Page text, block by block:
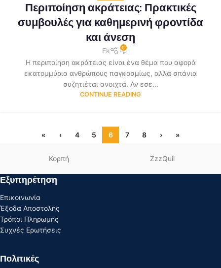
Περιποίηση ακράτειας: Πρακτικές
συμβουλές για καθημερινή φροντίδα
και άνεση
Ek 0
Η περιποίηση ακράτειας είναι ένα θέμα που αφορά
εκατομμύρια ανθρώπους παγκοσμίως, αλλά σπάνια
συζητιέται ανοιχτά. Αν εσε...
CONTINUE READING
« ‹ 4 5 6 7 8 › »
Κορπή ZzzQuil
Εξυπηρέτηση
Επικοινωνία
Έξοδα Αποστολής
Τρόποι Πληρωμής
Συχνές Ερωτήσεις
Πολιτικές